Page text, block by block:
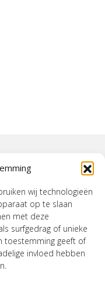
wij technologieën
op te slaan
met deze
surfgedrag of unieke
toestemming geeft of
invloed hebben